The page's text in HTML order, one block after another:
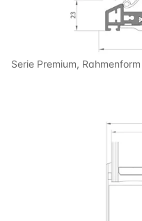
Serie Premium,